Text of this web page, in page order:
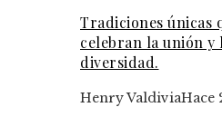
Tradiciones únicas
celebran la unión y
diversidad.
Henry ValdiviaHace